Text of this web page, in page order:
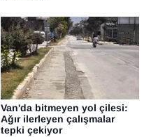
Van'da bitmeyen yol çilesi:
Ağır ilerleyen çalışmalar
tepki çekiyor